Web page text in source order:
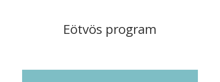
Eötvös program